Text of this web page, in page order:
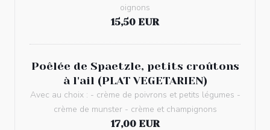
oignons
15,50 EUR
Poêlée de Spaetzle, petits croûtons
à l'ail (PLAT VEGETARIEN)
Avec au choix : - crème de poivrons et petits légumes -
crème de munster - crème et champignons
17,00 EUR